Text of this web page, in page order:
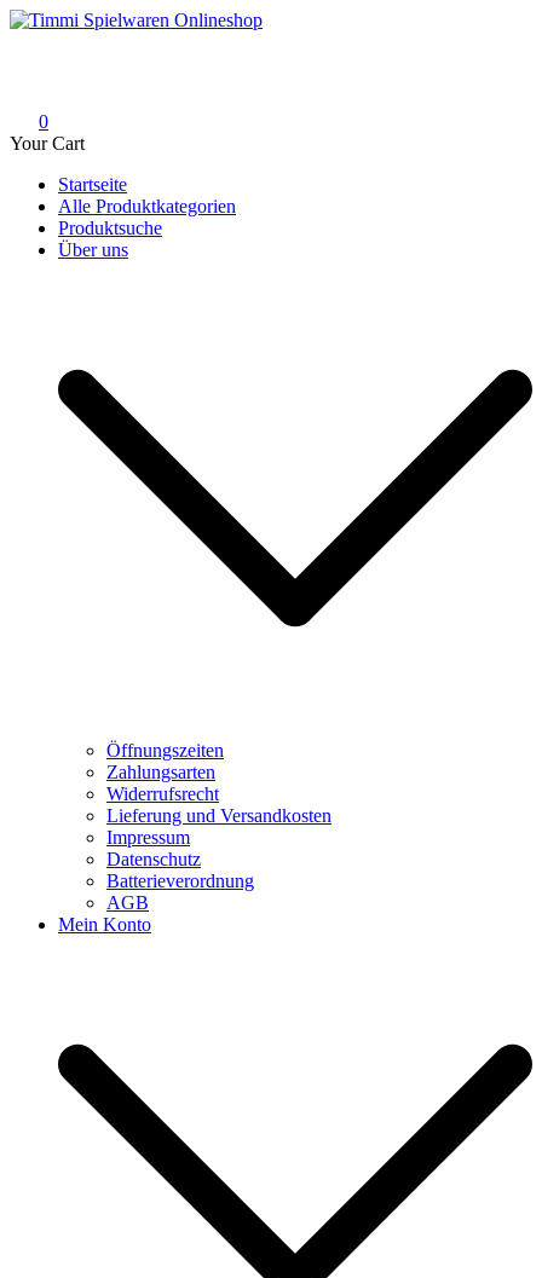
Skip
0
Your Cart
Startseite
Alle Produktkategorien
Produktsuche
Über uns
Öffnungszeiten
Zahlungsarten
Widerrufsrecht
Lieferung und Versandkosten
Impressum
Datenschutz
Batterieverordnung
AGB
Mein Konto